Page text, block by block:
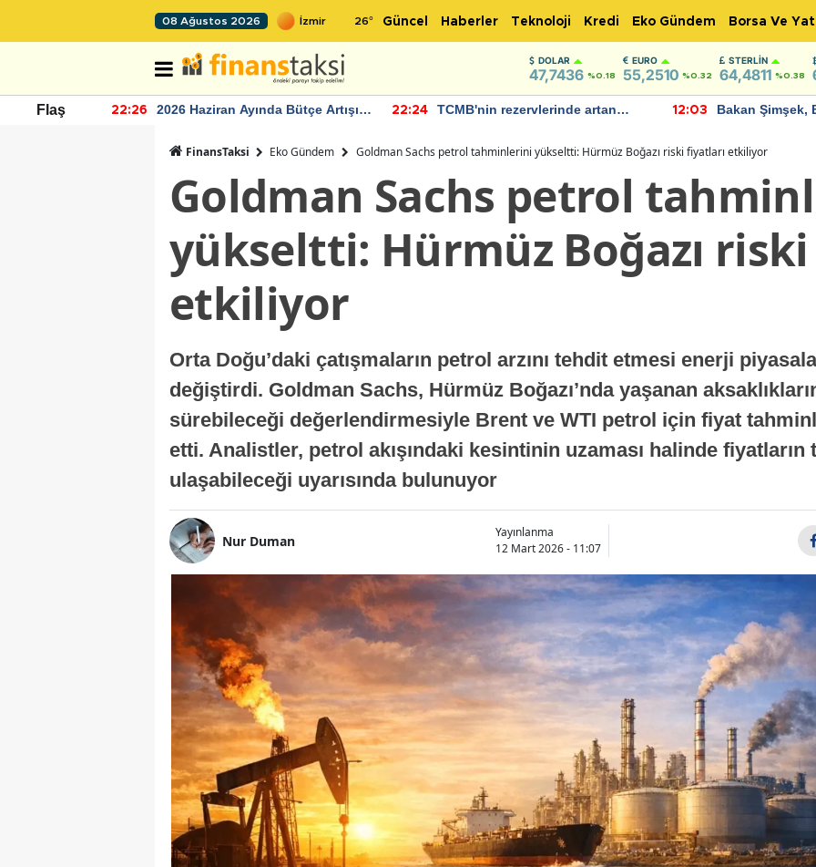
08 Ağustos 2026 26° Güncel Haberler Teknoloji Kredi Eko Gündem Borsa Ve
DOLAR
47,7436 %0.18
EURO
55,2510 %0.32
STERLIN
64,4811 %0.38
Flaş 22:26
2026 Haziran Ayında Bütçe Artışı
22:24
TCMB'nin rezervlerinde artan
12:03
Bakan Şimşek,
FinansTaksi Eko Gündem Goldman Sachs petrol tahminlerini yükseltti: Hürmüz Boğazı riski fiyatları etkiliyor
Goldman Sachs petrol
yükseltti: Hürmüz Boğazı
etkiliyor
Orta Doğu’daki çatışmaların petrol arzını tehdit etmesi enerji
değiştirdi. Goldman Sachs, Hürmüz Boğazı’nda yaşanan
sürebileceği değerlendirmesiyle Brent ve WTI petrol için fiyat
etti. Analistler, petrol akışındaki kesintinin uzaması halinde
ulaşabileceği uyarısında bulunuyor
Nur Duman
Yayınlanma
12 Mart 2026 - 11:07